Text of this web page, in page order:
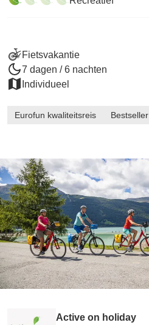
Fietsvakantie
7 dagen / 6 nachten
Individueel
Eurofun kwaliteitsreis Bestseller
Active on holiday